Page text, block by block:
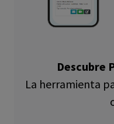
Descubre
La herramienta